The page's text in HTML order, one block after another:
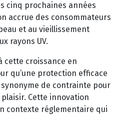
cinq prochaines années
accrue des consommateurs
et au vieillissement
rayons UV.
cette croissance en
qu’une protection efficace
de contrainte pour
Cette innovation
contexte réglementaire qui